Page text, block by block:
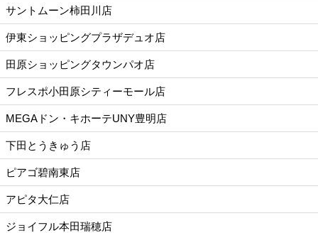
サントムーン柿田川店
伊東ショッピングプラザデュオ店
田原ショッピングタウンパオ店
フレスポ小田原シティーモール店
MEGAドン・キホーテUNY豊明店
下田とうきゅう店
ピアゴ碧南東店
アピタ大仁店
ジョイフル本田瑞穂店